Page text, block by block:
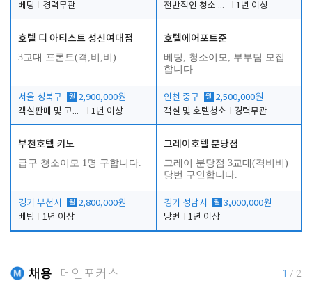
베팅
경력무관
전반적인 청소 업무(객실청소.객실정리)
1년 이상
호텔 디 아티스트 성신여대점
3교대 프론트(격,비,비)
서울 성북구 월 2,900,000원
객실판매 및 고객응대
1년 이상
호텔에어포트준
베팅, 청소이모, 부부팀 모집
합니다.
인천 중구 월 2,500,000원
객실 및 호텔청소
경력무관
부천호텔 키노
급구 청소이모 1명 구합니다.
경기 부천시 월 2,800,000원
베팅
1년 이상
그레이호텔 분당점
그레이 분당점 3교대(격비비)
당번 구인합니다.
경기 성남시 월 3,000,000원
당번
1년 이상
채용 메인포커스 1 / 2